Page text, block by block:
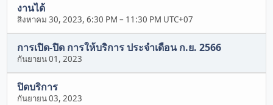
งานได้
สิงหาคม 30, 2023, 6:30 PM – 11:30 PM UTC+07
การเปิด-ปิด การให้บริการ ประจำเดือน ก.ย. 2566
กันยายน 01, 2023
ปิดบริการ
กันยายน 03, 2023